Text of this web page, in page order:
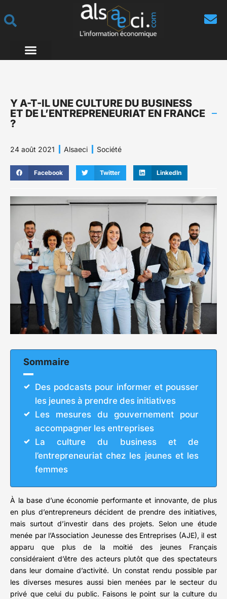
Y A-T-IL UNE CULTURE DU BUSINESS
ET DE L’ENTREPRENEURIAT EN FRANCE
?
24 août 2021 Alsaeci Société
Facebook Twitter LinkedIn
Sommaire
Des podcasts pour informer et pousser
les jeunes à prendre des initiatives
Les mesures du gouvernement pour
accompagner les entreprises
La culture du business et de
l’entrepreneuriat chez les jeunes et les
femmes
À la base d’une économie performante et innovante, de plus
en plus d’entrepreneurs décident de prendre des initiatives,
mais surtout d’investir dans des projets. Selon une étude
menée par l’Association Jeunesse des Entreprises (AJE), il est
apparu que plus de la moitié des jeunes Français
considéraient d’être des acteurs plutôt que des spectateurs
dans leur domaine d’activité. Un constat rendu possible par
les diverses mesures aussi bien menées par le secteur du
privé que celui du public. Faisons le point sur la culture du